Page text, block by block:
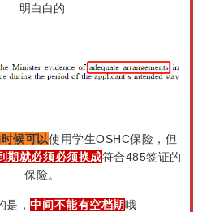
明白白的
候可以使用学生OSHC保险，但
期就必须必须换成符合485签证的
保险。
是，中间不能有空档期哦